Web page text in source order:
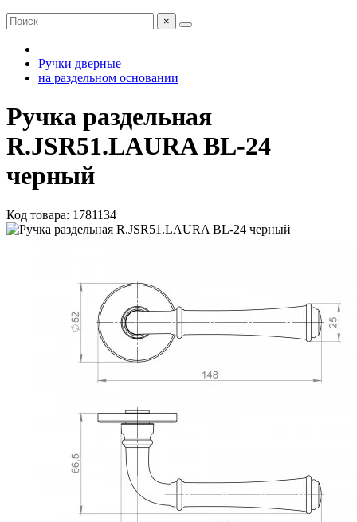
×
Ручки дверные
на раздельном основании
Ручка раздельная
R.JSR51.LAURA BL-24
черный
Код товара: 1781134